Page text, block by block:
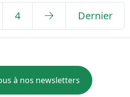
4 Dernier
à nos newsletters